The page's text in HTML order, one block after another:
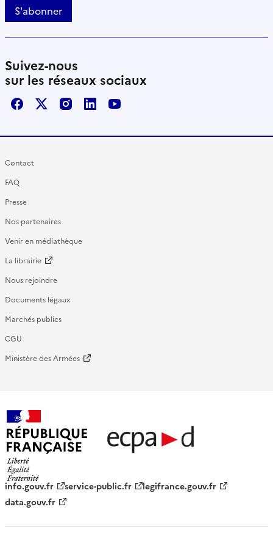
S'abonner
Suivez-nous
sur les réseaux sociaux
FacebookX / TwitterInstagram
LinkedInYoutube
Contact
FAQ
Presse
Nos partenaires
Venir en médiathèque
La librairie
Nous rejoindre
Documents légaux
Marchés publics
CGU
Ministère des Armées
française - ECPAD
info.gouv.fr service-public.fr
legifrance.gouv.fr
data.gouv.fr